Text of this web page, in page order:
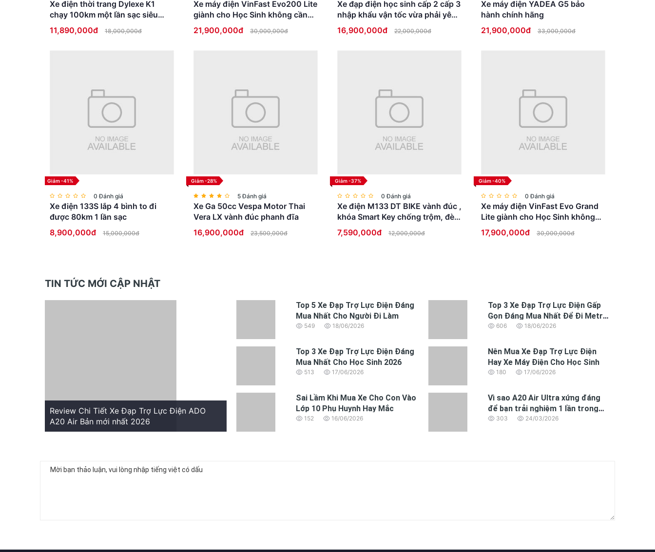
Xe điện thời trang Dylexe K1
chạy 100km một lần sạc siêu
HOT
11,890,000đ 18,000,000đ
Xe máy điện VinFast Evo200 Lite
giành cho Học Sinh không cần
bằng lái
21,900,000đ 30,000,000đ
Xe đạp điện học sinh cấp 2 cấp 3
nhập khẩu vận tốc vừa phải yên
thấp an toàn
16,900,000đ 22,000,000đ
Xe máy điện YADEA G5 bảo
hành chính hãng
21,900,000đ
33,000,000đ
Giảm -41%
0 Đánh giá
Xe điện 133S lắp 4 bình to đi
được 80km 1 lần sạc
8,900,000đ
15,000,000đ
Giảm -28%
5 Đánh giá
Xe Ga 50cc Vespa Motor Thai
Vera LX vành đúc phanh đĩa
16,900,000đ
23,500,000đ
Giảm -37%
0 Đánh giá
Xe điện M133 DT BIKE vành đúc ,
khóa Smart Key chống trộm, đèn
Full LED cao cấp
7,590,000đ 12,000,000đ
Giảm -40%
0 Đánh giá
Xe máy điện VinFast Evo Grand
Lite giành cho Học Sinh không
cần bằng lái
17,900,000đ 30,000,000đ
TIN TỨC MỚI CẬP NHẬT
Review Chi Tiết Xe Đạp Trợ Lực Điện ADO
A20 Air Bản mới nhất 2026
Top 5 Xe Đạp Trợ Lực Điện Đáng
Mua Nhất Cho Người Đi Làm
549 18/06/2026
Top 3 Xe Đạp Trợ Lực Điện Gấp
Gọn Đáng Mua Nhất Để Đi Metro
và xe buýt
606 18/06/2026
Top 3 Xe Đạp Trợ Lực Điện Đáng
Mua Nhất Cho Học Sinh 2026
513 17/06/2026
Nên Mua Xe Đạp Trợ Lực Điện
Hay Xe Máy Điện Cho Học Sinh
180 17/06/2026
Sai Lầm Khi Mua Xe Cho Con Vào
Lớp 10 Phụ Huynh Hay Mắc
152 16/06/2026
Vì sao A20 Air Ultra xứng đáng
để bạn trải nghiệm 1 lần trong
đời.303 24/03/2026